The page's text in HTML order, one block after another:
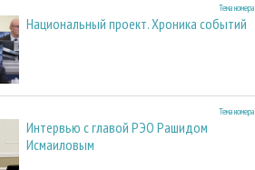
Тема номера
Национальный проект. Хроника событий
Тема номера
Интервью с главой РЭО Рашидом
Исмаиловым